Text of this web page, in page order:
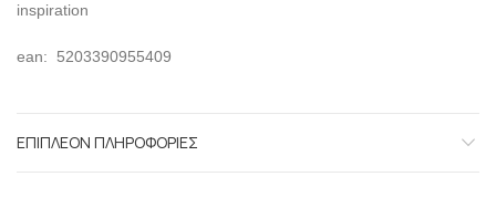
inspiration
ean: 5203390955409
ΕΠΙΠΛΈΟΝ ΠΛΗΡΟΦΟΡΊΕΣ